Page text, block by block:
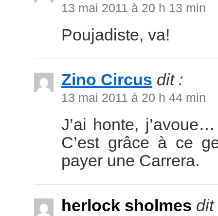
13 mai 2011 à 20 h 13 min
Poujadiste, va!
Zino Circus dit :
13 mai 2011 à 20 h 44 min
J’ai honte,
C’est grâce à ce
payer une Carrera.
herlock sholmes dit